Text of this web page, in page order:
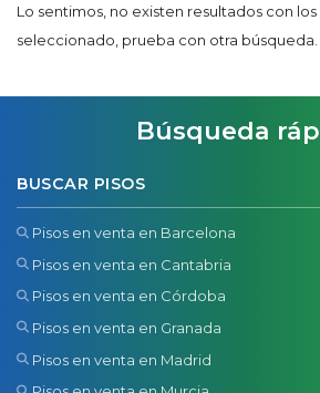
Lo sentimos, no existen resultados con
seleccionado, prueba con otra búsqueda.
Búsqueda
BUSCAR PISOS
Pisos en venta en Barcelona
Pisos en venta en Cantabria
Pisos en venta en Córdoba
Pisos en venta en Granada
Pisos en venta en Madrid